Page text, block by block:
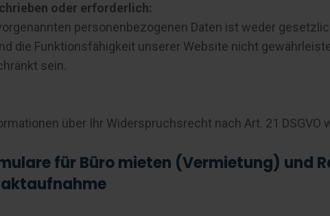
oder erforderlich:
personenbezogenen Daten ist weder
die Funktionsfähigkeit unserer Website nicht
sein.
über Ihr Widerspruchsrecht nach Art. 21 DSGVO
für Büro mieten (Vermietung) und